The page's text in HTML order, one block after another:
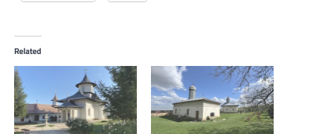
Related